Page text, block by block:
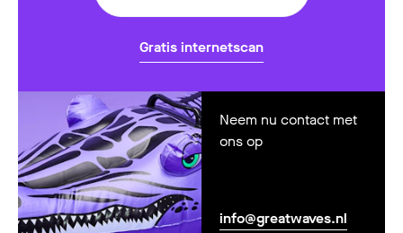
Gratis internetscan
Neem nu contact met
ons op
info@greatwaves.nl